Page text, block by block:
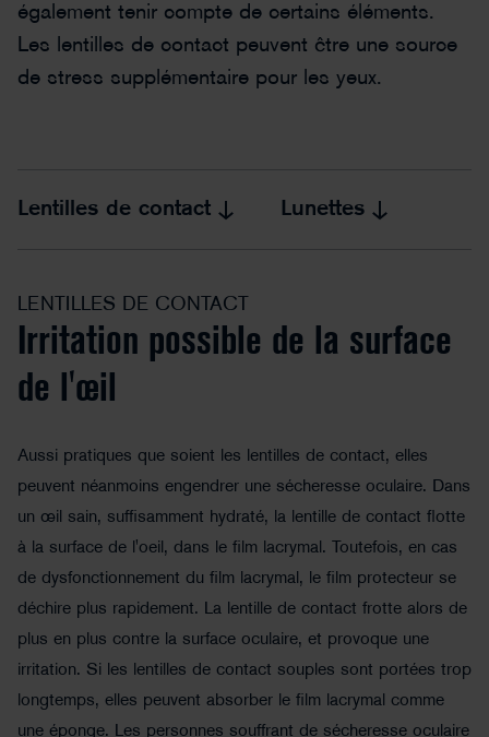
également tenir compte de certains éléments.
Les lentilles de contact peuvent être une source
de stress supplémentaire pour les yeux.
Lentilles de contact Lunettes
LENTILLES DE CONTACT
Irritation possible de la surface
de l'œil
Aussi pratiques que soient les lentilles de contact, elles
peuvent néanmoins engendrer une sécheresse oculaire. Dans
un œil sain, suffisamment hydraté, la lentille de contact flotte
à la surface de l'oeil, dans le film lacrymal. Toutefois, en cas
de dysfonctionnement du film lacrymal, le film protecteur se
déchire plus rapidement. La lentille de contact frotte alors de
plus en plus contre la surface oculaire, et provoque une
irritation. Si les lentilles de contact souples sont portées trop
longtemps, elles peuvent absorber le film lacrymal comme
une éponge. Les personnes souffrant de sécheresse oculaire